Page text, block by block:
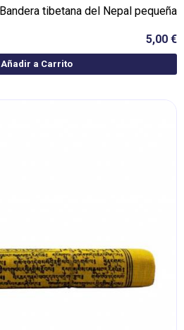
Bandera tibetana del Nepal pequeña
5,00 €
Añadir a Carrito